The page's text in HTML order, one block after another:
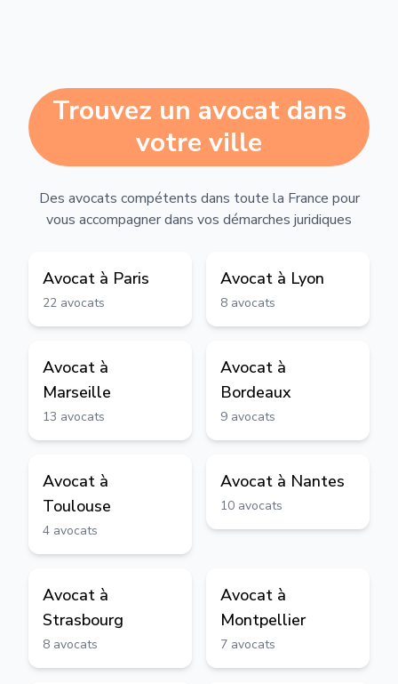
Trouvez un avocat dans
votre ville
Des avocats compétents dans toute la France pour
vous accompagner dans vos démarches juridiques
Avocat à Paris
22 avocats
Avocat à Lyon
8 avocats
Avocat à
Marseille
13 avocats
Avocat à
Bordeaux
9 avocats
Avocat à
Toulouse
4 avocats
Avocat à Nantes
10 avocats
Avocat à
Strasbourg
8 avocats
Avocat à
Montpellier
7 avocats